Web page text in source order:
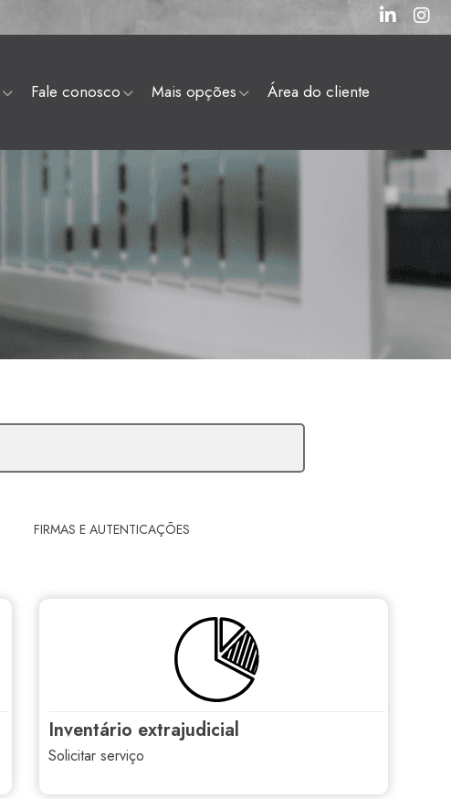
fale conosco mais opções área do cliente
FIRMAS E AUTENTICAÇÕES
inventário extrajudicial
solicitar serviço